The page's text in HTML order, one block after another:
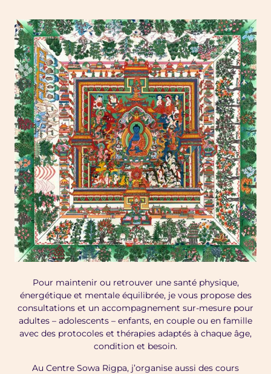
Pour maintenir ou retrouver une santé physique,
énergétique et mentale équilibrée, je vous propose des
consultations et un accompagnement sur-mesure pour
adultes – adolescents – enfants, en couple ou en famille
avec des protocoles et thérapies adaptés à chaque âge,
condition et besoin.
Au Centre Sowa Rigpa, j’organise aussi des cours